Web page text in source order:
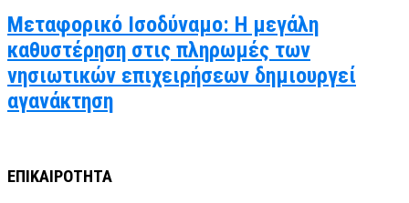
Μεταφορικό Ισοδύναμο: Η μεγάλη
καθυστέρηση στις πληρωμές των
νησιωτικών επιχειρήσεων δημιουργεί
αγανάκτηση
ΕΠΙΚΑΙΡΟΤΗΤΑ